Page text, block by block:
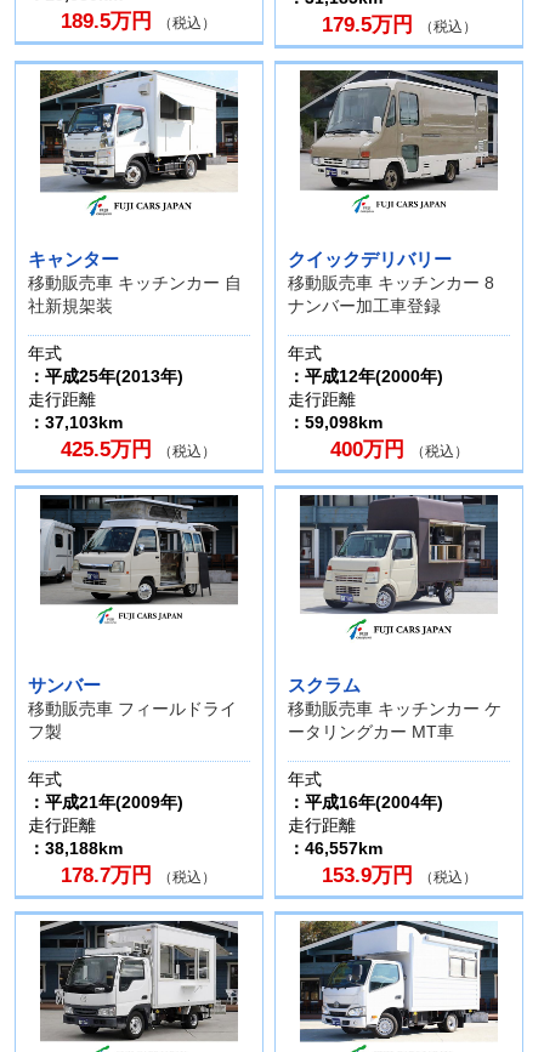
189.5万円 （税込） 179.5万円 （税込）
キャンター
移動販売車 キッチンカー 自
社新規架装
年式
：平成25年(2013年)
走行距離
：37,103km
425.5万円 （税込）
クイックデリバリー
移動販売車 キッチンカー 8
ナンバー加工車登録
年式
：平成12年(2000年)
走行距離
：59,098km
400万円 （税込）
サンバー
移動販売車 フィールドライ
フ製
年式
：平成21年(2009年)
走行距離
：38,188km
178.7万円 （税込）
スクラム
移動販売車 キッチンカー ケ
ータリングカー MT車
年式
：平成16年(2004年)
走行距離
：46,557km
153.9万円 （税込）